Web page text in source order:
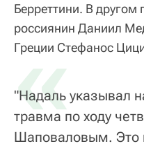
Берреттини. В другом
россиянин Даниил
Греции Стефанос
«
"Надаль указывал
травма по ходу
Шаповаловым. Это